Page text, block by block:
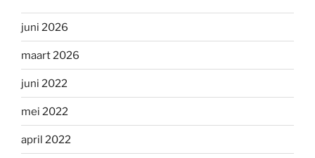
juni 2026
maart 2026
juni 2022
mei 2022
april 2022